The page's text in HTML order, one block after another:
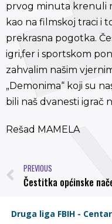
prvog minuta krenuli
kao na filmskoj traci i
prekrasna pogotka.
igri,fer i sportskom
zahvalim našim
„Demonima“ koji su
bili naš dvanesti igrač
Rešad MAMELA
PREVIOUS